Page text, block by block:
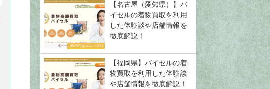
買取専門店の口コミ評判
【名古屋（愛知県）】バ
イセルの着物買取を利用
した体験談や店舗情報を
徹底解説！
【福岡県】バイセルの着
物買取を利用した体験談
や店舗情報を徹底解説！